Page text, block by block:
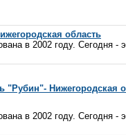
область
в 2002 году. Сегодня
"Рубин"- Нижегородская
в 2002 году. Сегодня